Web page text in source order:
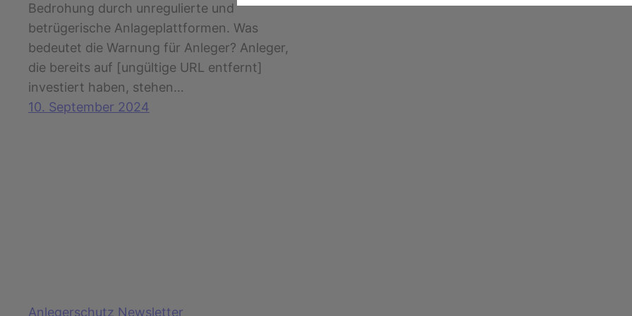
Bedrohung durch unregulierte und
betrügerische Anlageplattformen. Was
bedeutet die Warnung für Anleger? Anleger,
die bereits auf [ungültige URL entfernt]
investiert haben, stehen…
10. September 2024
Anlegerschutz Newsletter